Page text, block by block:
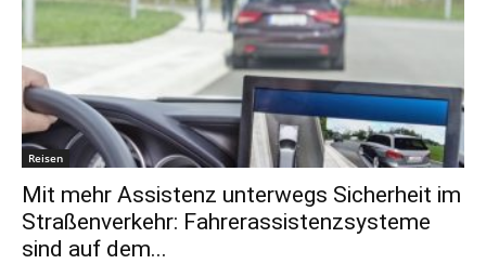
Reisen
Mit mehr Assistenz unterwegs Sicherheit im
Straßenverkehr: Fahrerassistenzsysteme
sind auf dem...